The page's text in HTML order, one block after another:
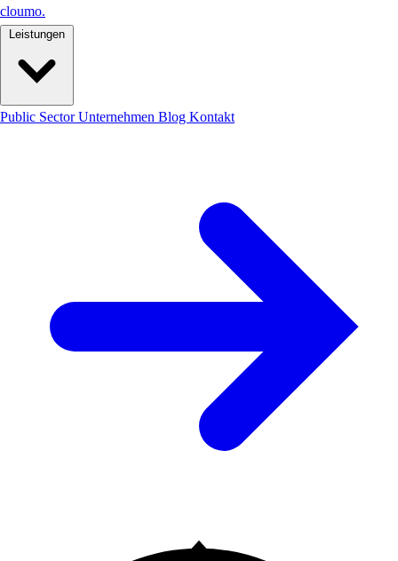
cloumo.
Public SectorUnternehmen Blog Kontakt